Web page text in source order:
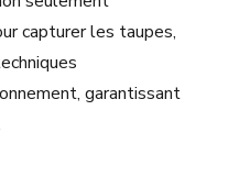
capturer les taupes,
garantissant